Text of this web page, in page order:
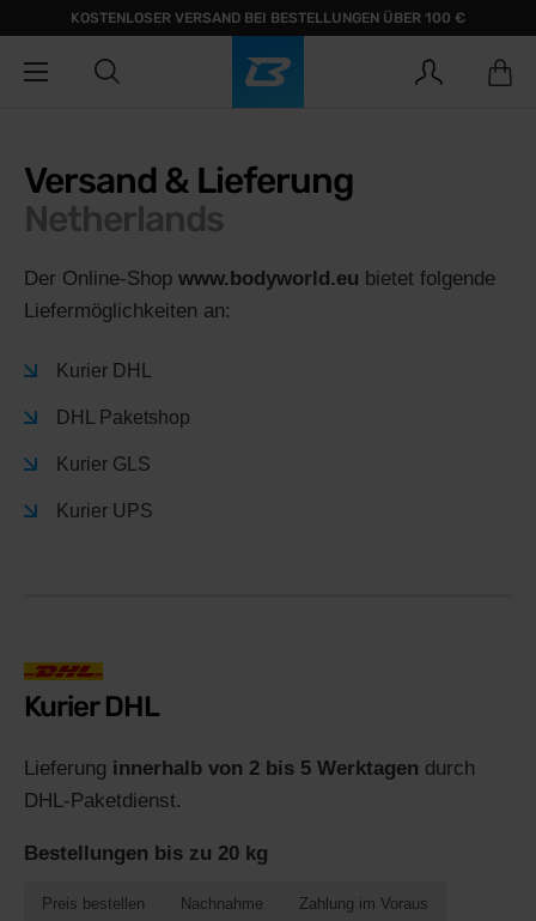
KOSTENLOSER VERSAND BEI BESTELLUNGEN ÜBER 100 €
Versand & Lieferung
Netherlands
Der Online-Shop www.bodyworld.eu bietet folgende
Liefermöglichkeiten an:
Kurier DHL
DHL Paketshop
Kurier GLS
Kurier UPS
Kurier DHL
Lieferung innerhalb von 2 bis 5 Werktagen durch
DHL-Paketdienst.
Bestellungen bis zu 20 kg
Preis bestellen Nachnahme Zahlung im Voraus